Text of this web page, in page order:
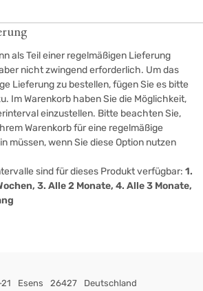
als Teil einer regelmäßigen Lieferung
nicht zwingend erforderlich. Um das
Lieferung zu bestellen, fügen Sie es bitte
Im Warenkorb haben Sie die Möglichkeit,
einzustellen. Bitte beachten Sie,
Warenkorb für eine regelmäßige
müssen, wenn Sie diese Option nutzen
sind für dieses Produkt verfügbar: 1.
3. Alle 2 Monate, 4. Alle 3 Monate,
Esens 26427 Deutschland